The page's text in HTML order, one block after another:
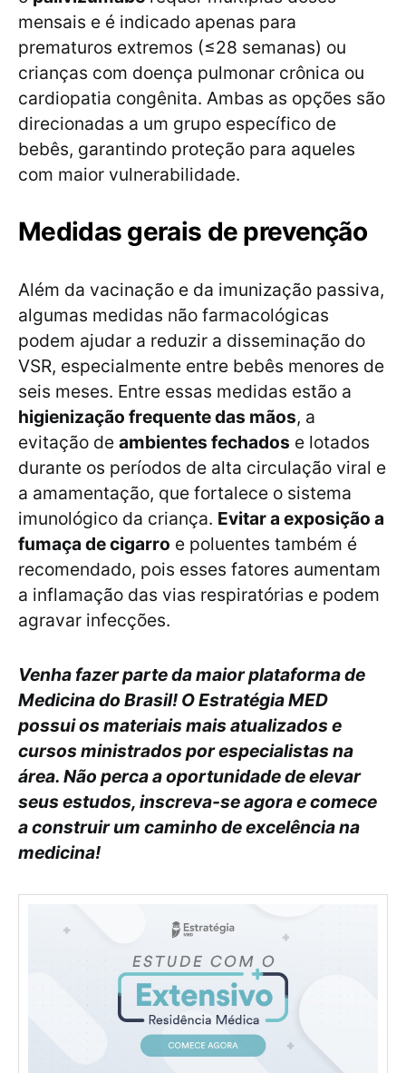
mensais e é indicado apenas para
prematuros extremos (≤28 semanas) ou
crianças com doença pulmonar crônica ou
cardiopatia congênita. Ambas as opções são
direcionadas a um grupo específico de
bebês, garantindo proteção para aqueles
com maior vulnerabilidade.
Medidas gerais de prevenção
Além da vacinação e da imunização passiva,
algumas medidas não farmacológicas
podem ajudar a reduzir a disseminação do
VSR, especialmente entre bebês menores de
seis meses. Entre essas medidas estão a
higienização frequente das mãos, a
evitação de ambientes fechados e lotados
durante os períodos de alta circulação viral e
a amamentação, que fortalece o sistema
imunológico da criança. Evitar a exposição a
fumaça de cigarro e poluentes também é
recomendado, pois esses fatores aumentam
a inflamação das vias respiratórias e podem
agravar infecções.
Venha fazer parte da maior plataforma de
Medicina do Brasil! O Estratégia MED
possui os materiais mais atualizados e
cursos ministrados por especialistas na
área. Não perca a oportunidade de elevar
seus estudos, inscreva-se agora e comece
a construir um caminho de excelência na
medicina!